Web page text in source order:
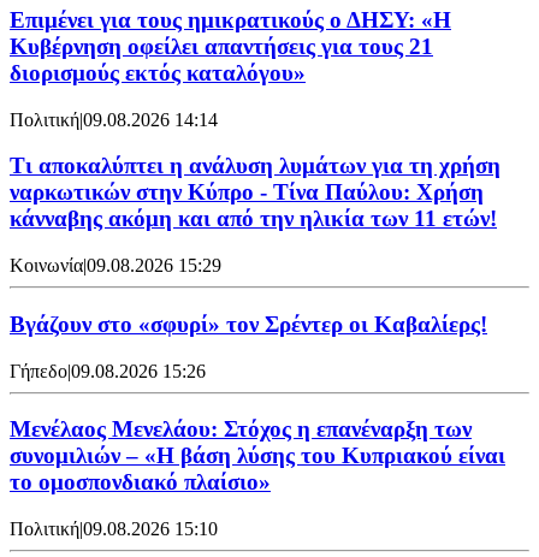
Επιμένει για τους ημικρατικούς ο ΔΗΣΥ: «Η
Κυβέρνηση οφείλει απαντήσεις για τους 21
διορισμούς εκτός καταλόγου»
Πολιτική|09.08.2026 14:14
Τι αποκαλύπτει η ανάλυση λυμάτων για τη χρήση
ναρκωτικών στην Κύπρο - Τίνα Παύλου: Χρήση
κάνναβης ακόμη και από την ηλικία των 11 ετών!
Κοινωνία|09.08.2026 15:29
Bγάζουν στο «σφυρί» τον Σρέντερ οι Καβαλίερς!
Γήπεδο|09.08.2026 15:26
Μενέλαος Μενελάου: Στόχος η επανέναρξη των
συνομιλιών – «Η βάση λύσης του Κυπριακού είναι
το ομοσπονδιακό πλαίσιο»
Πολιτική|09.08.2026 15:10